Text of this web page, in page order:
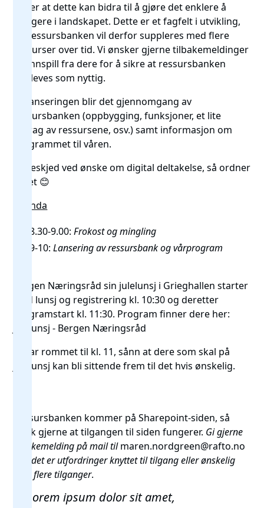
håper at dette kan bidra til å gjøre det enklere å
navigere i landskapet. Dette er et fagfelt i utvikling,
og ressursbanken vil derfor suppleres med flere
ressurser over tid. Vi ønsker gjerne tilbakemeldinger
og innspill fra dere for å sikre at ressursbanken
oppleves som nyttig.
På lanseringen blir det gjennomgang av
ressursbanken (oppbygging, funksjoner, et lite
utdrag av ressursene, osv.) samt informasjon om
programmet til våren.
Gi beskjed ved ønske om digital deltakelse, så ordner
vi det 😊
Agenda
8.30-9.00:Frokost og mingling
9-10:Lansering av ressursbank og vårprogram
Bergen Næringsråd sin julelunsj i Grieghallen starter
med lunsj og registrering kl. 10:30 og deretter
programstart kl. 11:30. Program finner dere her:
Julelunsj - Bergen Næringsråd
Vi har rommet til kl. 11, sånn at dere som skal på
julelunsj kan bli sittende frem til det hvis ønskelig.
Ressursbanken kommer på Sharepoint-siden, så
sjekk gjerne at tilgangen til siden fungerer. Gi gjerne
tilbakemelding på mail tilmaren.nordgreen@rafto.no
hvis det er utfordringer knyttet til tilgang eller ønskelig
med flere tilganger.
Lorem ipsum dolor sit amet,